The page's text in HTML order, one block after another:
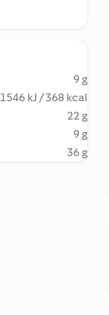
9 g
1546 kJ / 368 kcal
22 g
9 g
36 g